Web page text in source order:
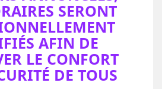
SERONT
AFIN DE
LE CONFORT
DE TOUS